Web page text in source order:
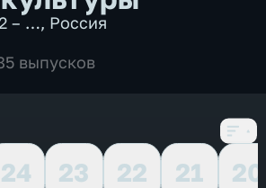
– …, Россия
выпусков
24 23 22 21
20